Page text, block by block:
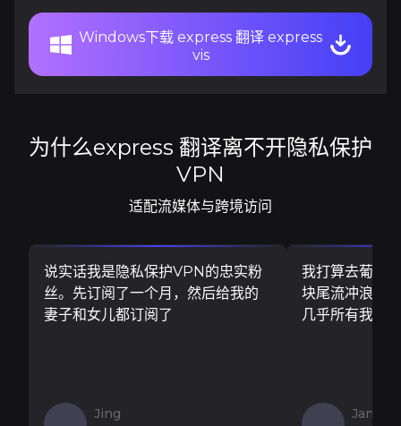
Windows下载 express 翻译 express
vis
为什么express 翻译离不开隐私保护
VPN
适配流媒体与跨境访问
说实话我是隐私保护VPN的忠实粉
丝。先订阅了一个月，然后给我的
妻子和女儿都订阅了
Jing
我打算去葡萄
块尾流冲浪板
几乎所有我需
Jan V